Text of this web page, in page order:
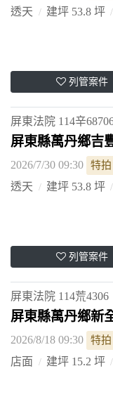
透天 建坪 53.8 坪
列管案件
屏東法院 114辛
屏東縣萬丹鄉吉
2026/7/30 09:30 特拍
透天 建坪 53.8 坪
列管案件
屏東法院 114荒4306
屏東縣萬丹鄉新
2026/8/18 09:30 特拍
店面 建坪 15.2 坪